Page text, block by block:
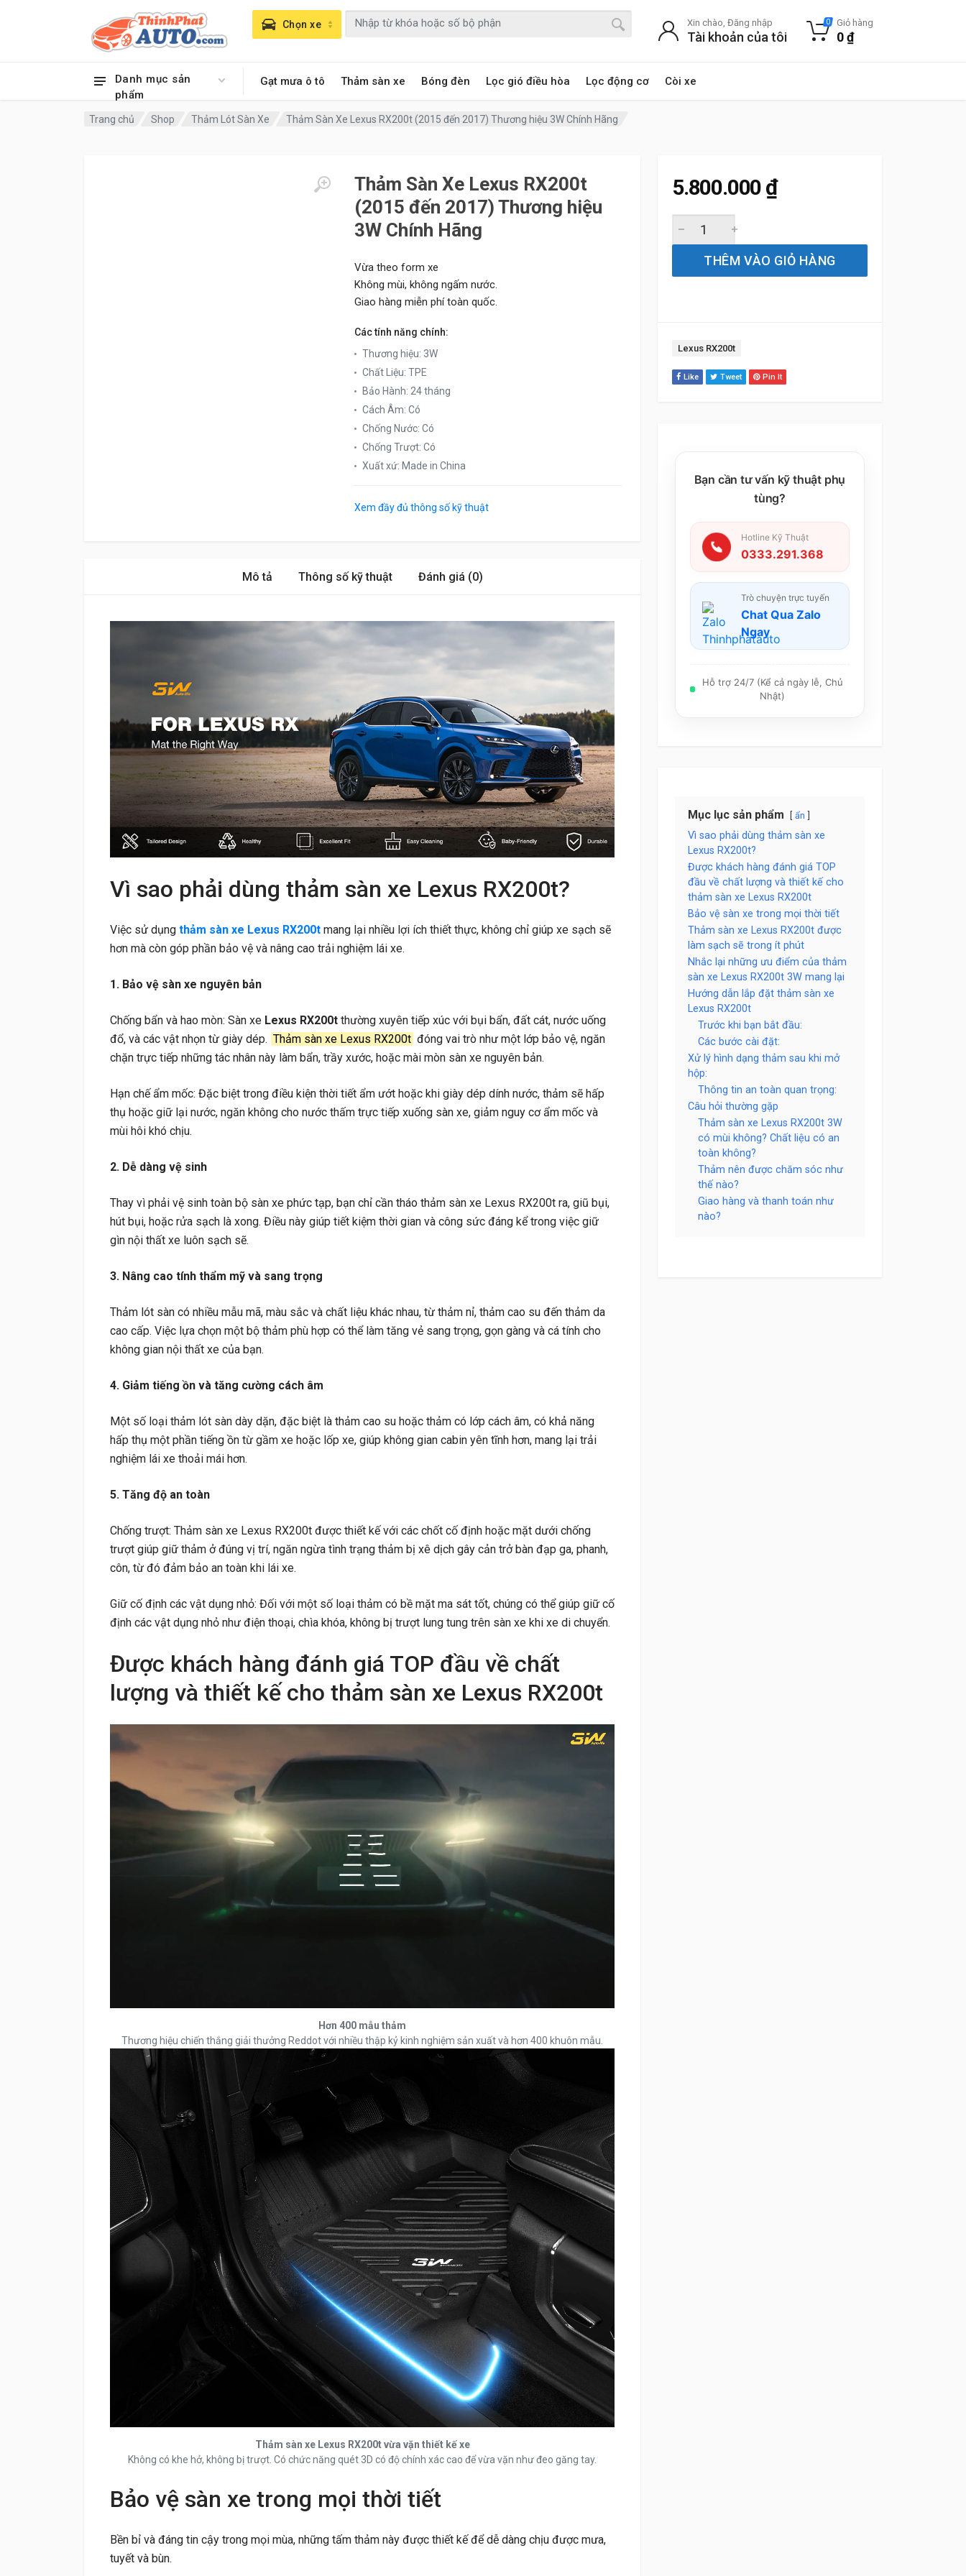
Danh mục sản
phẩm
Gạt mưa ô tô Thảm sàn xe Bóng đèn Lọc gió điều hòa Lọc động cơ Còi xe
Chọn xe Xin chào, Đăng nhập
Tài khoản của tôi
0 Giỏ hàng
0₫
Trang chủ Shop Thảm Lót Sàn Xe Thảm Sàn Xe Lexus RX200t (2015 đến 2017) Thương hiệu 3W Chính Hãng
Thảm Sàn Xe Lexus RX200t
(2015 đến 2017) Thương hiệu
3W Chính Hãng
Vừa theo form xe
Không mùi, không ngấm nước.
Giao hàng miễn phí toàn quốc.
Các tính năng chính:
Thương hiệu: 3W
Chất Liệu: TPE
Bảo Hành: 24 tháng
Cách Âm: Có
Chống Nước: Có
Chống Trượt: Có
Xuất xứ: Made in China
Xem đầy đủ thông số kỹ thuật
5.800.000 ₫
THÊM VÀO GIỎ HÀNG
Tag:
Lexus RX200t
Like Tweet Pin It
Bạn cần tư vấn kỹ thuật phụ
tùng?
Hotline Kỹ Thuật
0333.291.368
Trò chuyện trực tuyến
Chat Qua Zalo
Ngay
Hỗ trợ 24/7 (Kể cả ngày lễ, Chủ
Nhật)
Mục lục sản phẩm ẩn
Vì sao phải dùng thảm sàn xe
Lexus RX200t?
Được khách hàng đánh giá TOP
đầu về chất lượng và thiết kế cho
thảm sàn xe Lexus RX200t
Bảo vệ sàn xe trong mọi thời tiết
Thảm sàn xe Lexus RX200t được
làm sạch sẽ trong ít phút
Nhắc lại những ưu điểm của thảm
sàn xe Lexus RX200t 3W mang lại
Hướng dẫn lắp đặt thảm sàn xe
Lexus RX200t
Trước khi bạn bắt đầu:
Các bước cài đặt:
Xử lý hình dạng thảm sau khi mở
hộp:
Thông tin an toàn quan trọng:
Câu hỏi thường gặp
Thảm sàn xe Lexus RX200t 3W
có mùi không? Chất liệu có an
toàn không?
Thảm nên được chăm sóc như
thế nào?
Giao hàng và thanh toán như
nào?
Mô tả Thông số kỹ thuật Đánh giá (0)
Vì sao phải dùng thảm sàn xe Lexus RX200t?
Việc sử dụng thảm sàn xe Lexus RX200t mang lại nhiều lợi ích thiết thực, không chỉ giúp xe sạch sẽ
hơn mà còn góp phần bảo vệ và nâng cao trải nghiệm lái xe.
1. Bảo vệ sàn xe nguyên bản
Chống bẩn và hao mòn: Sàn xe Lexus RX200t thường xuyên tiếp xúc với bụi bẩn, đất cát, nước uống
đổ, và các vật nhọn từ giày dép. Thảm sàn xe Lexus RX200t đóng vai trò như một lớp bảo vệ, ngăn
chặn trực tiếp những tác nhân này làm bẩn, trầy xước, hoặc mài mòn sàn xe nguyên bản.
Hạn chế ẩm mốc: Đặc biệt trong điều kiện thời tiết ẩm ướt hoặc khi giày dép dính nước, thảm sẽ hấp
thụ hoặc giữ lại nước, ngăn không cho nước thấm trực tiếp xuống sàn xe, giảm nguy cơ ẩm mốc và
mùi hôi khó chịu.
2. Dễ dàng vệ sinh
Thay vì phải vệ sinh toàn bộ sàn xe phức tạp, bạn chỉ cần tháo thảm sàn xe Lexus RX200t ra, giũ bụi,
hút bụi, hoặc rửa sạch là xong. Điều này giúp tiết kiệm thời gian và công sức đáng kể trong việc giữ
gìn nội thất xe luôn sạch sẽ.
3. Nâng cao tính thẩm mỹ và sang trọng
Thảm lót sàn có nhiều mẫu mã, màu sắc và chất liệu khác nhau, từ thảm nỉ, thảm cao su đến thảm da
cao cấp. Việc lựa chọn một bộ thảm phù hợp có thể làm tăng vẻ sang trọng, gọn gàng và cá tính cho
không gian nội thất xe của bạn.
4. Giảm tiếng ồn và tăng cường cách âm
Một số loại thảm lót sàn dày dặn, đặc biệt là thảm cao su hoặc thảm có lớp cách âm, có khả năng
hấp thụ một phần tiếng ồn từ gầm xe hoặc lốp xe, giúp không gian cabin yên tĩnh hơn, mang lại trải
nghiệm lái xe thoải mái hơn.
5. Tăng độ an toàn
Chống trượt: Thảm sàn xe Lexus RX200t được thiết kế với các chốt cố định hoặc mặt dưới chống
trượt giúp giữ thảm ở đúng vị trí, ngăn ngừa tình trạng thảm bị xê dịch gây cản trở bàn đạp ga, phanh,
côn, từ đó đảm bảo an toàn khi lái xe.
Giữ cố định các vật dụng nhỏ: Đối với một số loại thảm có bề mặt ma sát tốt, chúng có thể giúp giữ cố
định các vật dụng nhỏ như điện thoại, chìa khóa, không bị trượt lung tung trên sàn xe khi xe di chuyển.
Được khách hàng đánh giá TOP đầu về chất
lượng và thiết kế cho thảm sàn xe Lexus RX200t
Hơn 400 mẫu thảm
Thương hiệu chiến thắng giải thưởng Reddot với nhiều thập kỷ kinh nghiệm sản xuất và hơn 400 khuôn mẫu.
Thảm sàn xe Lexus RX200t vừa vặn thiết kế xe
Không có khe hở, không bị trượt. Có chức năng quét 3D có độ chính xác cao để vừa vặn như đeo găng tay.
Bảo vệ sàn xe trong mọi thời tiết
Bền bỉ và đáng tin cậy trong mọi mùa, những tấm thảm này được thiết kế để dễ dàng chịu được mưa,
tuyết và bùn.